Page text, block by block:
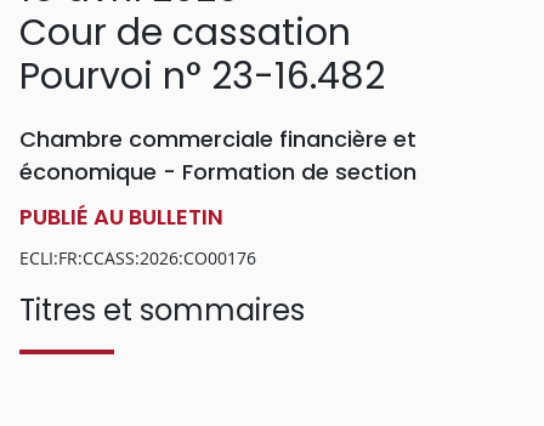
Cour de cassation
Pourvoi n° 23-16.482
Chambre commerciale financière et
économique - Formation de section
PUBLIÉ AU BULLETIN
ECLI:FR:CCASS:2026:CO00176
Titres et sommaires